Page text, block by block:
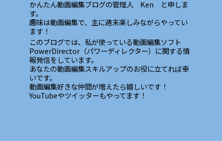
かんたん動画編集ブログの管理人 Ken と申しま
す。
趣味は動画編集で、主に週末楽しみながらやってい
ます！
このブログでは、私が使っている動画編集ソフト
PowerDirector（パワーディレクター）に関する情
報発信をしています。
あなたの動画編集スキルアップのお役に立てれば幸
いです。
動画編集好きな仲間が増えたら嬉しいです！
YouTubeやツイッターもやってます！